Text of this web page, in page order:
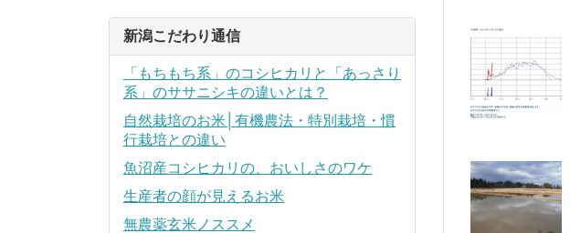
新潟こだわり通信
「もちもち系」のコシヒカリと「あっさり
系」のササニシキの違いとは？
自然栽培のお米│有機農法・特別栽培・慣
行栽培との違い
魚沼産コシヒカリの、おいしさのワケ
生産者の顔が見えるお米
無農薬玄米ノススメ